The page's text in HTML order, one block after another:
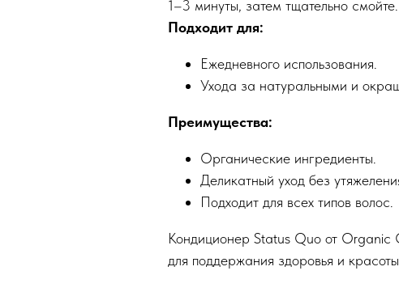
1–3 минуты, затем тщательно смойте.
Подходит для:
Ежедневного использования.
Ухода за натуральными и
Преимущества:
Органические ингредиенты.
Деликатный уход без
Подходит для всех типов волос.
Кондиционер Status Quo от Organic
для поддержания здоровья и красоты